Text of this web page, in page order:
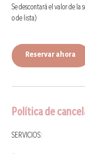
Se descontará el valor de la
o de lista)
Reservar ahora
Política de
SERVICIOS: